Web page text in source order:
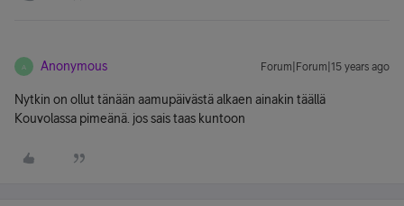
A Anonymous Forum|Forum|15 years ago
Nytkin on ollut tänään aamupäivästä alkaen ainakin täällä
Kouvolassa pimeänä. jos sais taas kuntoon